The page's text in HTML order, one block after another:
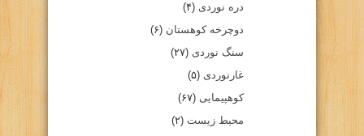
دره نوردی (۴)
دوچرخه کوهستان (۶)
سنگ نوردی (۲۷)
غارنوردی (۵)
کوهپیمایی (۶۷)
محیط زیست (۲)